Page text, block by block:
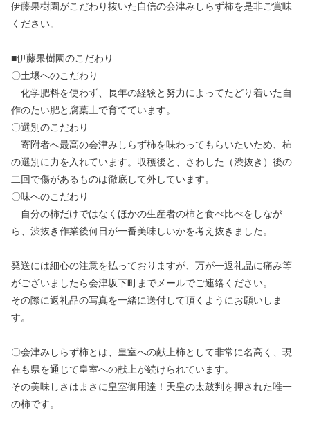
伊藤果樹園がこだわり抜いた自信の会津みしらず柿を是非ご賞味
ください。
■伊藤果樹園のこだわり
〇土壌へのこだわり
化学肥料を使わず、長年の経験と努力によってたどり着いた自
作のたい肥と腐葉土で育てています。
〇選別のこだわり
寄附者へ最高の会津みしらず柿を味わってもらいたいため、柿
の選別に力を入れています。収穫後と、さわした（渋抜き）後の
二回で傷があるものは徹底して外しています。
〇味へのこだわり
自分の柿だけではなくほかの生産者の柿と食べ比べをしなが
ら、渋抜き作業後何日が一番美味しいかを考え抜きました。
発送には細心の注意を払っておりますが、万が一返礼品に痛み等
がございましたら会津坂下町までメールでご連絡ください。
その際に返礼品の写真を一緒に送付して頂くようにお願いしま
す。
〇会津みしらず柿とは、皇室への献上柿として非常に名高く、現
在も県を通じて皇室への献上が続けられています。
その美味しさはまさに皇室御用達！天皇の太鼓判を押された唯一
の柿です。